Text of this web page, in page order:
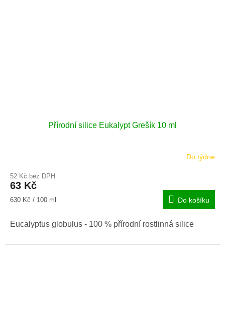
Přírodní silice Eukalypt Grešík 10 ml
Do týdne
52 Kč bez DPH
63 Kč
Měrná
630 Kč / 100 ml Do košíku
Eucalyptus globulus - 100 % přírodní rostlinná silice